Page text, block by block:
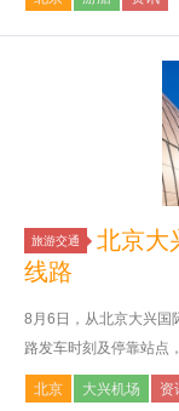
旅游交通
北京大
线路
8月6日，从北京大兴国
路发车时刻及停靠站点
北京 大兴机场 资